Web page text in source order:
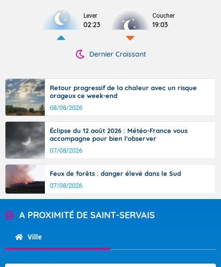
Lever
02:23
Coucher
19:03
Dernier Croissant
Retour progressif de la chaleur avec un risque
orageux ce week-end
08/08/2026
Éclipse du 12 août 2026 : Météo-France vous
accompagne pour bien l'observer
07/08/2026
Feux de forêts : danger élevé dans le Sud
07/08/2026
A PROXIMITÉ DE SAINT-SERVAIS
Ville